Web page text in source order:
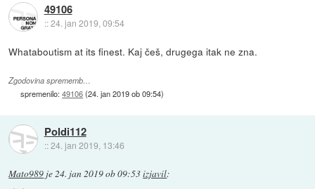
49106
::24. jan 2019, 09:54
Whataboutism at its finest. Kaj češ, drugega itak ne zna.
Zgodovina sprememb…
spremenilo:49106(24. jan 2019 ob 09:54)
Poldi112
::24. jan 2019, 13:46
Mato989 je24. jan 2019 ob 09:53izjavil: